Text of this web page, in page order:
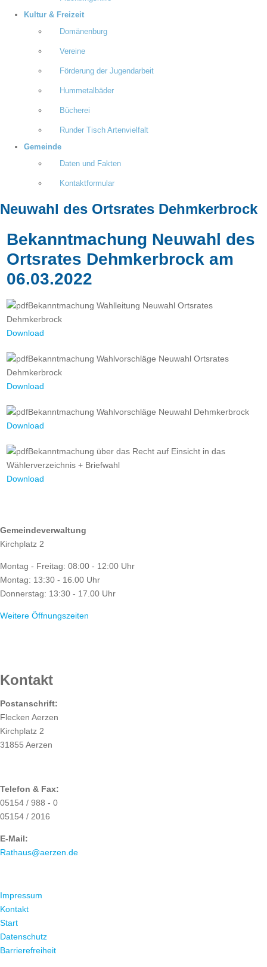
Kultur & Freizeit
Domänenburg
Vereine
Förderung der Jugendarbeit
Hummetalbäder
Bücherei
Runder Tisch Artenvielfalt
Gemeinde
Daten und Fakten
Kontaktformular
Neuwahl des Ortsrates Dehmkerbrock
Bekanntmachung Neuwahl des
Ortsrates Dehmkerbrock am
06.03.2022
Bekanntmachung Wahlleitung Neuwahl Ortsrates
Dehmkerbrock
Download
Bekanntmachung Wahlvorschläge Neuwahl Ortsrates
Dehmkerbrock
Download
Bekanntmachung Wahlvorschläge Neuwahl Dehmkerbrock
Download
Bekanntmachung über das Recht auf Einsicht in das
Wählerverzeichnis + Briefwahl
Download
Gemeindeverwaltung
Kirchplatz 2
Montag - Freitag: 08:00 - 12:00 Uhr
Montag: 13:30 - 16.00 Uhr
Donnerstag: 13:30 - 17.00 Uhr
Weitere Öffnungszeiten
Kontakt
Postanschrift:
Flecken Aerzen
Kirchplatz 2
31855 Aerzen
Telefon & Fax:
05154 / 988 - 0
05154 / 2016
E-Mail:
Rathaus@aerzen.de
Impressum
Kontakt
Start
Datenschutz
Barrierefreiheit